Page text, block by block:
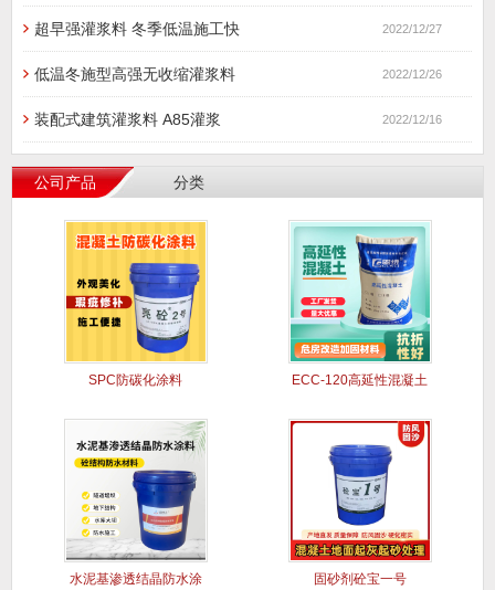
超早强灌浆料 冬季低温施工快 2022/12/27
低温冬施型高强无收缩灌浆料 2022/12/26
装配式建筑灌浆料 A85灌浆 2022/12/16
公司产品 分类
SPC防碳化涂料 ECC-120高延性混凝土
水泥基渗透结晶防水涂 固砂剂砼宝一号